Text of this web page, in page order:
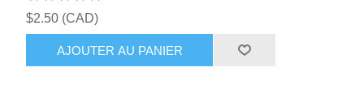
$2.50 (CAD)
AJOUTER AU PANIER